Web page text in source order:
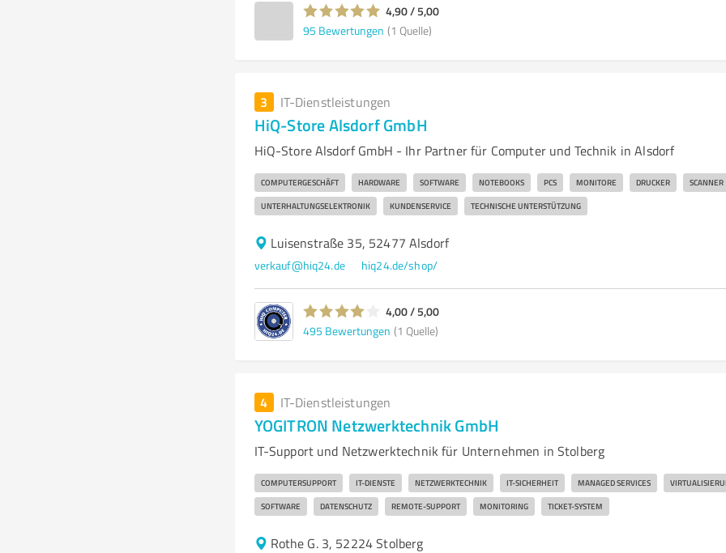
4,90 / 5,00
95 Bewertungen (1 Quelle)
3 IT-Dienstleistungen
HiQ-Store Alsdorf GmbH
HiQ-Store Alsdorf GmbH - Ihr Partner für Computer und Technik in Alsdorf
COMPUTERGESCHÄFT HARDWARE SOFTWARE NOTEBOOKS PCS MONITORE DRUCKER SCANNER
UNTERHALTUNGSELEKTRONIK KUNDENSERVICE TECHNISCHE UNTERSTÜTZUNG
Luisenstraße 35, 52477 Alsdorf
verkauf@hiq24.de hiq24.de/shop/
4,00 / 5,00
495 Bewertungen (1 Quelle)
4 IT-Dienstleistungen
YOGITRON Netzwerktechnik GmbH
IT-Support und Netzwerktechnik für Unternehmen in Stolberg
COMPUTERSUPPORT IT-DIENSTE NETZWERKTECHNIK IT-SICHERHEIT MANAGED SERVICES
SOFTWARE DATENSCHUTZ REMOTE-SUPPORT MONITORING TICKET-SYSTEM
Rothe G. 3, 52224 Stolberg